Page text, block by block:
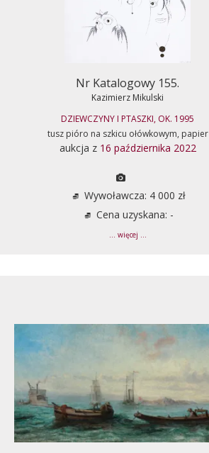
Nr Katalogowy 155.
Kazimierz Mikulski
DZIEWCZYNY I PTASZKI, OK. 1995
tusz pióro na szkicu ołówkowym, papier
aukcja z 16 października 2022
Wywoławcza: 4 000 zł
Cena uzyskana: -
... więcej ...